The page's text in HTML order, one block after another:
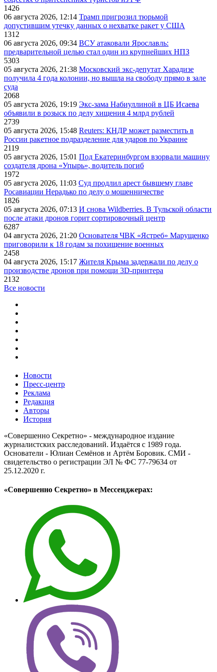
1426
06 августа 2026, 12:14 Трамп пригрозил тюрьмой
допустившим утечку данных о нехватке ракет у США
1312
06 августа 2026, 09:34 ВСУ атаковали Ярославль:
предварительной целью стал один из крупнейших НПЗ
5303
05 августа 2026, 21:38 Московский экс-депутат Харадизе
получила 4 года колонии, но вышла на свободу прямо в зале
суда
2068
05 августа 2026, 19:19 Экс-зама Набиуллиной в ЦБ Исаева
объявили в розыск по делу хищения 4 млрд рублей
2739
05 августа 2026, 15:48 Reuters: КНДР может разместить в
России ракетное подразделение для ударов по Украине
2119
05 августа 2026, 15:01 Под Екатеринбургом взорвали машину
создателя дрона «Упырь», водитель погиб
1972
05 августа 2026, 11:03 Суд продлил арест бывшему главе
Росавиации Нерадько по делу о мошенничестве
1826
05 августа 2026, 07:13 И снова Wildberries. В Тульской области
после атаки дронов горит сортировочный центр
6287
04 августа 2026, 21:20 Основателя ЧВК «Ястреб» Марущенко
приговорили к 18 годам за похищение военных
2458
04 августа 2026, 15:17 Жителя Крыма задержали по делу о
производстве дронов при помощи 3D‑принтера
2132
Все новости
Новости
Пресс-центр
Реклама
Редакция
Авторы
История
«Совершенно Секретно» - международное издание
журналистских расследований. Издаётся с 1989 года.
Основатели - Юлиан Семёнов и Артём Боровик. CМИ -
свидетельство о регистрации ЭЛ № ФС 77-79634 от
25.12.2020 г.
«Совершенно Секретно» в Мессенджерах: